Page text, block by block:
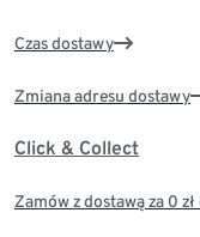
Czas dostawy
Zmiana adresu dostawy
Click & Collect
Zamów z dostawą za 0